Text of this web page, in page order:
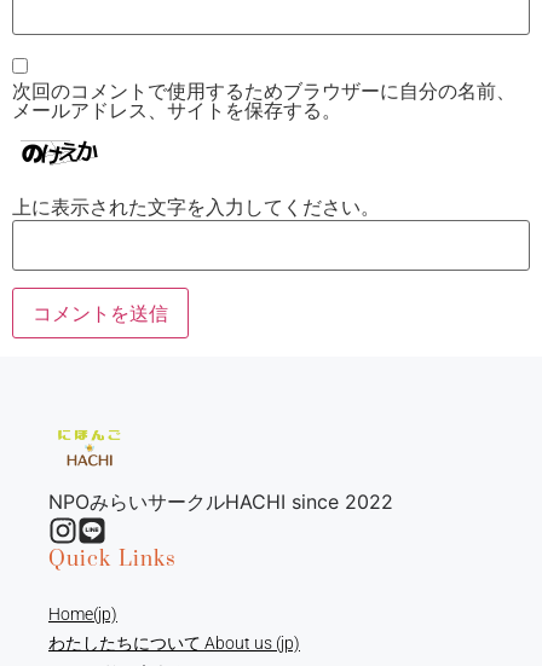
次回のコメントで使用するためブラウザーに自分の名前、
メールアドレス、サイトを保存する。
上に表示された文字を入力してください。
NPOみらいサークルHACHI since 2022
Quick Links
Home(jp)
わたしたちについて About us (jp)